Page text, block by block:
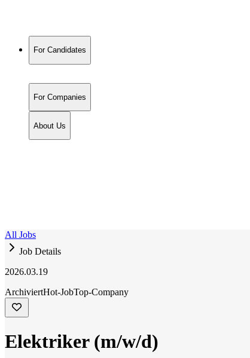
For Candidates
For Companies
About Us
All Jobs
Job Details
2026.03.19
ArchiviertHot-JobTop-Company
Elektriker (m/w/d)